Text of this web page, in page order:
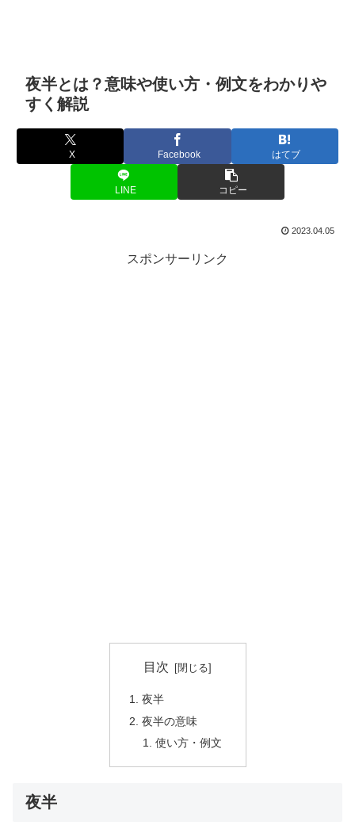
夜半とは？意味や使い方・例文をわかりや
すく解説
X Facebook はてブ
LINE コピー
2023.04.05
スポンサーリンク
目次
夜半
夜半の意味
使い方・例文
夜半